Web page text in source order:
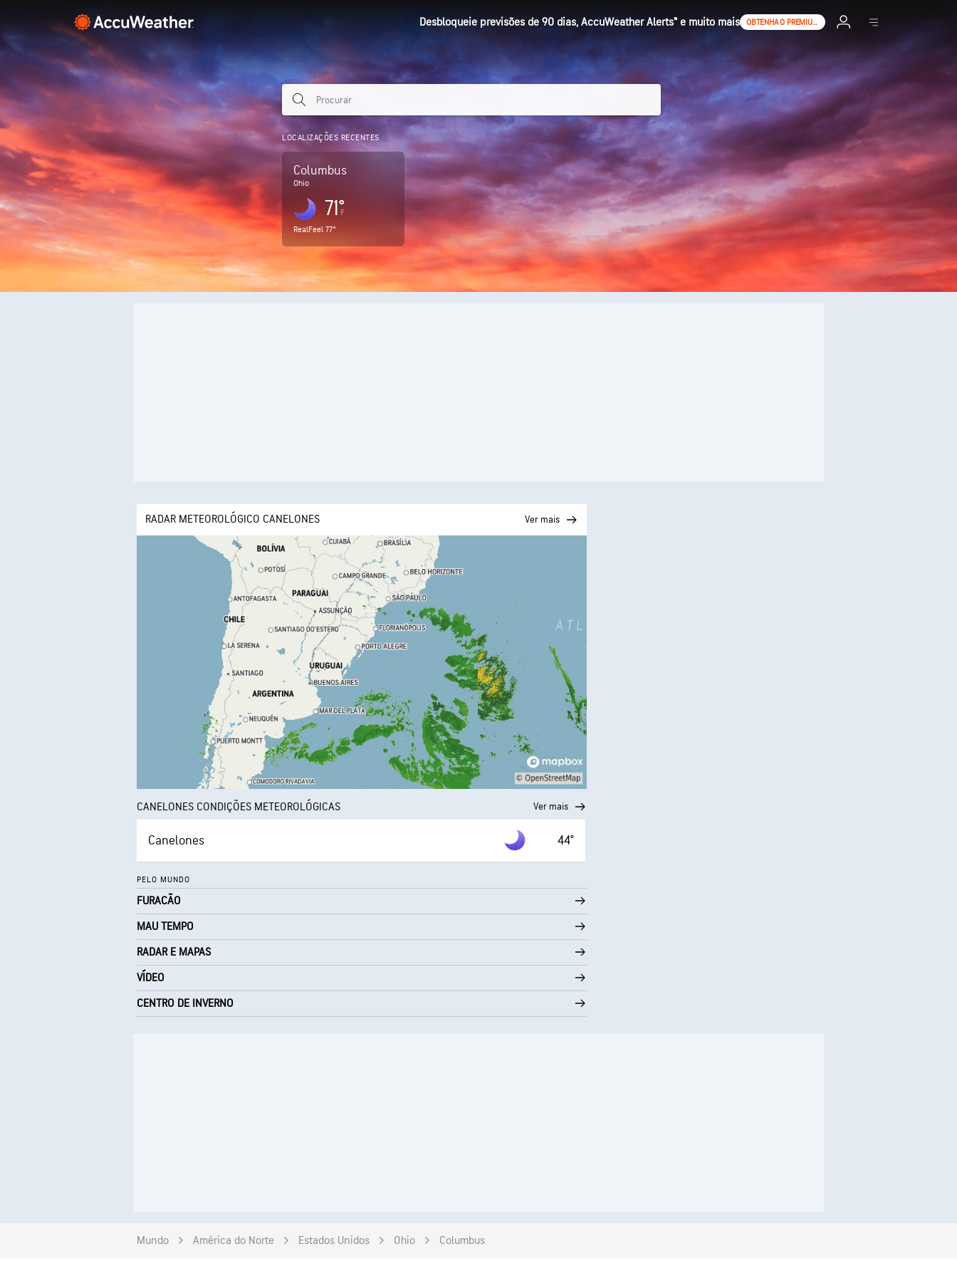
Desbloqueie previsões de 90 dias, AccuWeather Alerts™ e muito mais OBTENHA O PREMIUM+
LOCALIZAÇÕES RECENTES
Columbus
Ohio
71°
F
RealFeel 77°
RADAR METEOROLÓGICO CANELONES Ver mais
CANELONES CONDIÇÕES METEOROLÓGICAS Ver mais
Canelones 44°
PELO MUNDO
FURACÃO
MAU TEMPO
RADAR E MAPAS
VÍDEO
CENTRO DE INVERNO
Mundo América do Norte Estados Unidos Ohio Columbus